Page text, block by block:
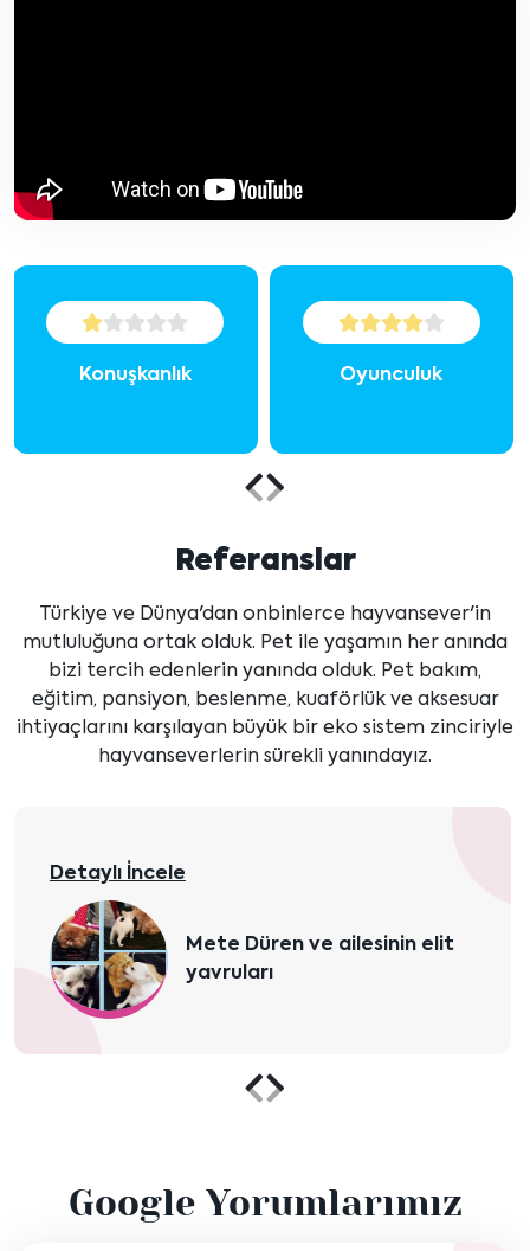
Konuşkanlık Oyunculuk
Önceki
içeriği
göster
içeriği
göster
Referanslar
Türkiye ve Dünya'dan onbinlerce hayvansever'in
mutluluğuna ortak olduk. Pet ile yaşamın her anında
bizi tercih edenlerin yanında olduk. Pet bakım,
eğitim, pansiyon, beslenme, kuaförlük ve aksesuar
ihtiyaçlarını karşılayan büyük bir eko sistem zinciriyle
hayvanseverlerin sürekli yanındayız.
Detaylı İncele
Mete Düren ve ailesinin elit
yavruları
Önceki
göster
göster
Google Yorumlarımız